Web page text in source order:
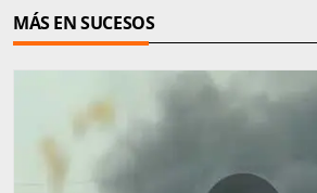
MÁS EN SUCESOS